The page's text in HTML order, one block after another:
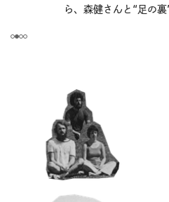
ら、森健さんと“足の